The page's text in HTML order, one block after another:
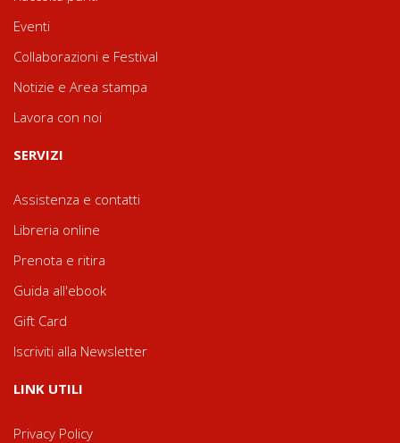
Eventi
Collaborazioni e Festival
Notizie e Area stampa
Lavora con noi
SERVIZI
Assistenza e contatti
Libreria online
Prenota e ritira
Guida all'ebook
Gift Card
Iscriviti alla Newsletter
LINK UTILI
Privacy Policy